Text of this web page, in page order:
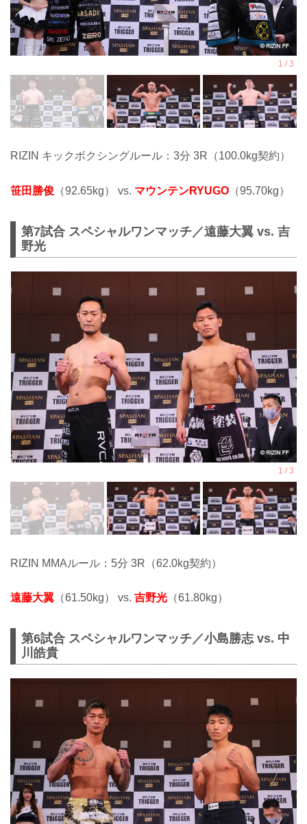
RIZIN キックボクシングルール：3分 3R（100.0kg契約）
笹田勝俊 （92.65kg） vs. マウンテンRYUGO （95.70kg）
第7試合 スペシャルワンマッチ／遠藤大翼 vs. 吉
野光
RIZIN MMAルール：5分 3R（62.0kg契約）
遠藤大翼 （61.50kg） vs. 吉野光 （61.80kg）
第6試合 スペシャルワンマッチ／小島勝志 vs. 中
川皓貴